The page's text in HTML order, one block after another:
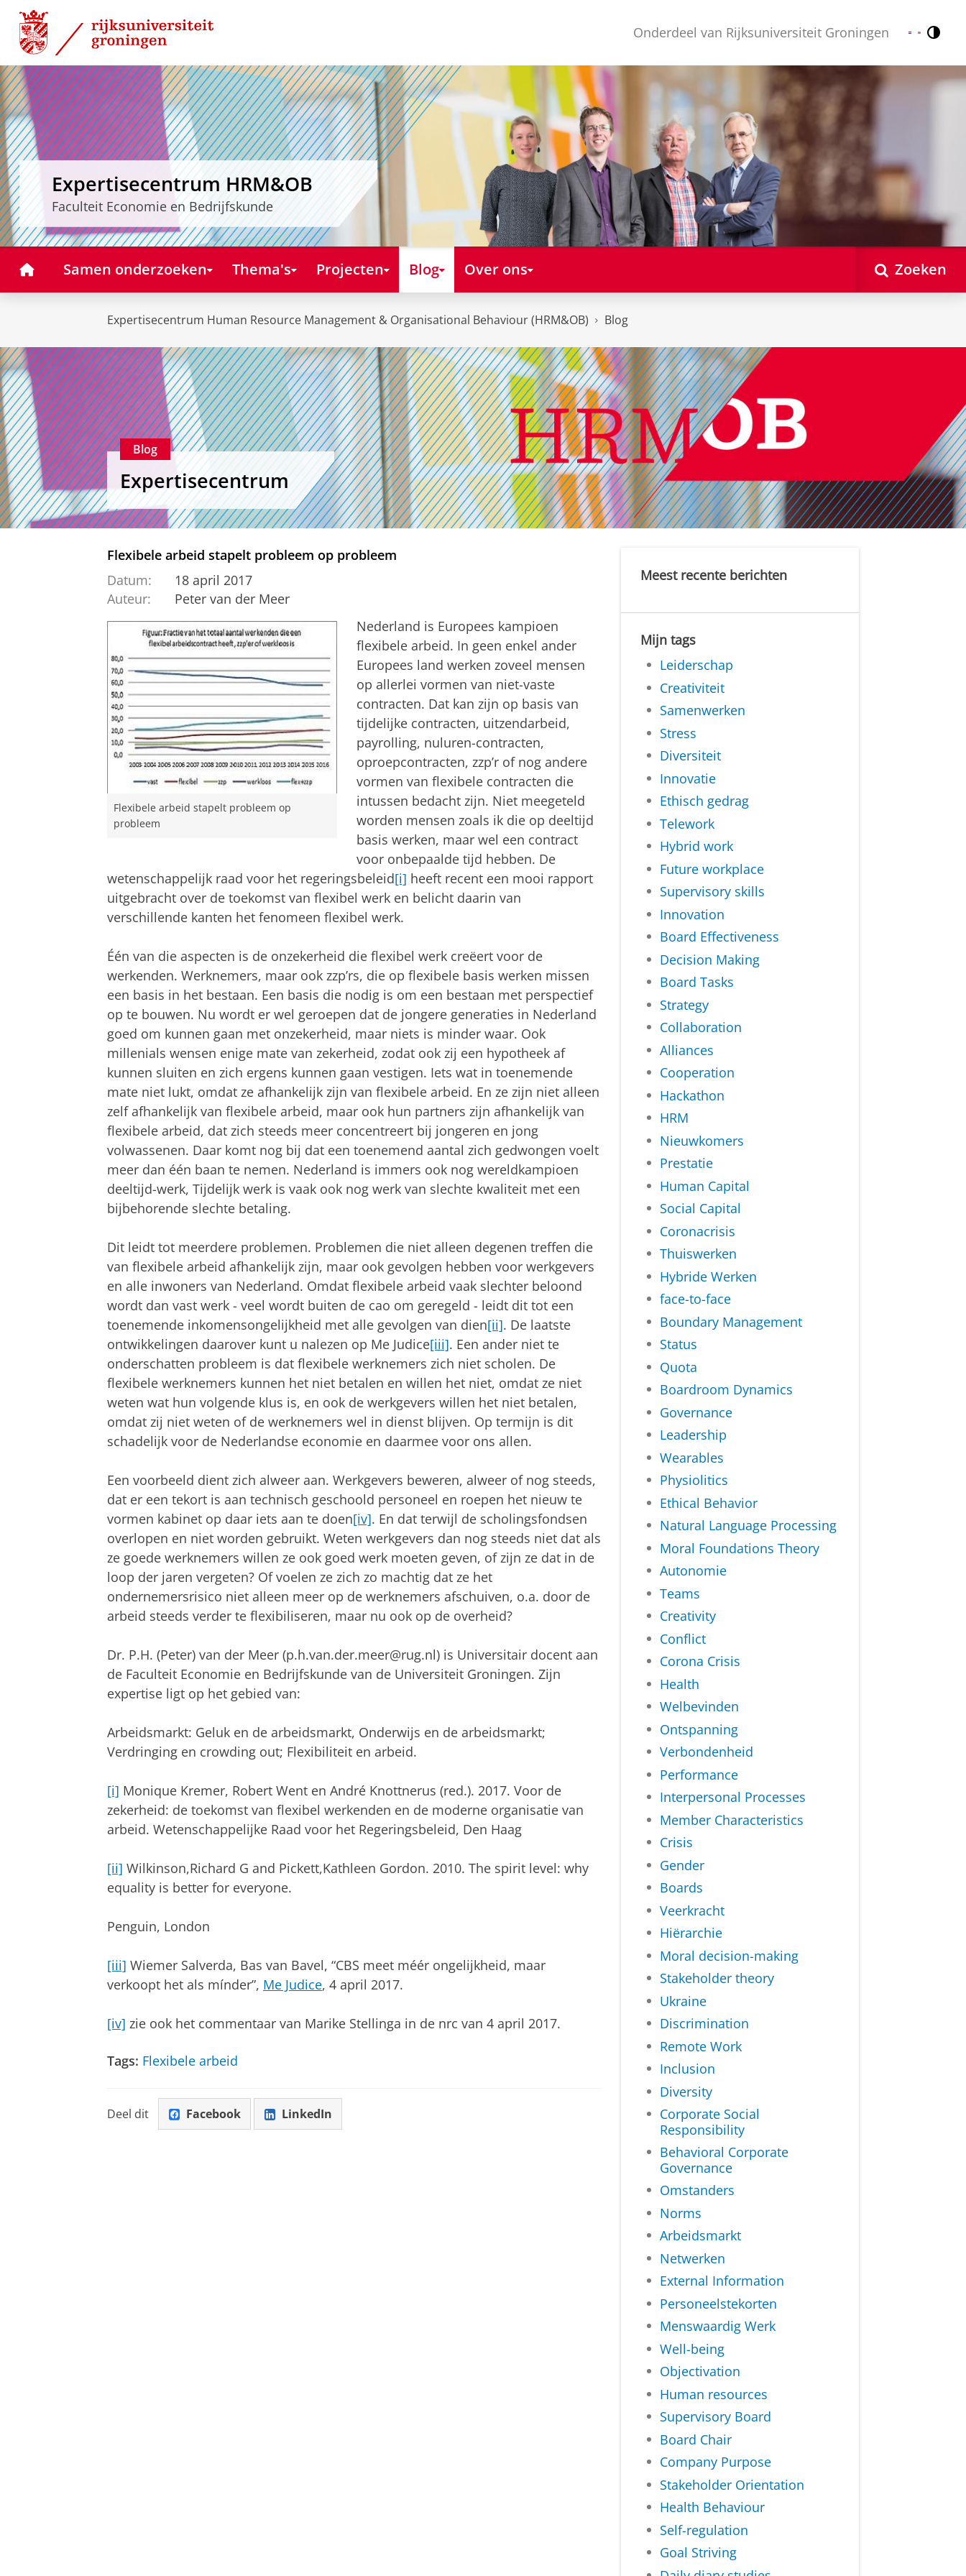
Skip
Content
Skip
Navigation
Onderdeel van Rijksuniversiteit Groningen Nederlands
English
Expertisecentrum HRM&OB
Faculteit Economie en Bedrijfskunde
HomeSamen onderzoeken Thema's Projecten Blog Over ons Zoeken
Expertisecentrum Human Resource Management & Organisational Behaviour (HRM&OB) Blog
Blog
Expertisecentrum
Flexibele arbeid stapelt probleem op probleem
Datum:
18 april 2017
Auteur:
Peter van der Meer
Flexibele arbeid stapelt probleem op
probleem
Nederland is Europees kampioen
flexibele arbeid. In geen enkel ander
Europees land werken zoveel mensen
op allerlei vormen van niet-vaste
contracten. Dat kan zijn op basis van
tijdelijke contracten, uitzendarbeid,
payrolling, nuluren-contracten,
oproepcontracten, zzp’r of nog andere
vormen van flexibele contracten die
intussen bedacht zijn. Niet meegeteld
worden mensen zoals ik die op deeltijd
basis werken, maar wel een contract
voor onbepaalde tijd hebben. De
wetenschappelijk raad voor het regeringsbeleid[i] heeft recent een mooi rapport
uitgebracht over de toekomst van flexibel werk en belicht daarin van
verschillende kanten het fenomeen flexibel werk.
Één van die aspecten is de onzekerheid die flexibel werk creëert voor de
werkenden. Werknemers, maar ook zzp’rs, die op flexibele basis werken missen
een basis in het bestaan. Een basis die nodig is om een bestaan met perspectief
op te bouwen. Nu wordt er wel geroepen dat de jongere generaties in Nederland
goed om kunnen gaan met onzekerheid, maar niets is minder waar. Ook
millenials wensen enige mate van zekerheid, zodat ook zij een hypotheek af
kunnen sluiten en zich ergens kunnen gaan vestigen. Iets wat in toenemende
mate niet lukt, omdat ze afhankelijk zijn van flexibele arbeid. En ze zijn niet alleen
zelf afhankelijk van flexibele arbeid, maar ook hun partners zijn afhankelijk van
flexibele arbeid, dat zich steeds meer concentreert bij jongeren en jong
volwassenen. Daar komt nog bij dat een toenemend aantal zich gedwongen voelt
meer dan één baan te nemen. Nederland is immers ook nog wereldkampioen
deeltijd-werk, Tijdelijk werk is vaak ook nog werk van slechte kwaliteit met een
bijbehorende slechte betaling.
Dit leidt tot meerdere problemen. Problemen die niet alleen degenen treffen die
van flexibele arbeid afhankelijk zijn, maar ook gevolgen hebben voor werkgevers
en alle inwoners van Nederland. Omdat flexibele arbeid vaak slechter beloond
wordt dan vast werk - veel wordt buiten de cao om geregeld - leidt dit tot een
toenemende inkomensongelijkheid met alle gevolgen van dien[ii]. De laatste
ontwikkelingen daarover kunt u nalezen op Me Judice[iii]. Een ander niet te
onderschatten probleem is dat flexibele werknemers zich niet scholen. De
flexibele werknemers kunnen het niet betalen en willen het niet, omdat ze niet
weten wat hun volgende klus is, en ook de werkgevers willen het niet betalen,
omdat zij niet weten of de werknemers wel in dienst blijven. Op termijn is dit
schadelijk voor de Nederlandse economie en daarmee voor ons allen.
Een voorbeeld dient zich alweer aan. Werkgevers beweren, alweer of nog steeds,
dat er een tekort is aan technisch geschoold personeel en roepen het nieuw te
vormen kabinet op daar iets aan te doen[iv]. En dat terwijl de scholingsfondsen
overlopen en niet worden gebruikt. Weten werkgevers dan nog steeds niet dat als
ze goede werknemers willen ze ook goed werk moeten geven, of zijn ze dat in de
loop der jaren vergeten? Of voelen ze zich zo machtig dat ze het
ondernemersrisico niet alleen meer op de werknemers afschuiven, o.a. door de
arbeid steeds verder te flexibiliseren, maar nu ook op de overheid?
Dr. P.H. (Peter) van der Meer (p.h.van.der.meer@rug.nl) is Universitair docent aan
de Faculteit Economie en Bedrijfskunde van de Universiteit Groningen. Zijn
expertise ligt op het gebied van:
Arbeidsmarkt: Geluk en de arbeidsmarkt, Onderwijs en de arbeidsmarkt;
Verdringing en crowding out; Flexibiliteit en arbeid.
[i] Monique Kremer, Robert Went en André Knottnerus (red.). 2017. Voor de
zekerheid: de toekomst van flexibel werkenden en de moderne organisatie van
arbeid. Wetenschappelijke Raad voor het Regeringsbeleid, Den Haag
[ii] Wilkinson,Richard G and Pickett,Kathleen Gordon. 2010. The spirit level: why
equality is better for everyone.
Penguin, London
[iii] Wiemer Salverda, Bas van Bavel, “CBS meet méér ongelijkheid, maar
verkoopt het als mínder”, Me Judice, 4 april 2017.
[iv] zie ook het commentaar van Marike Stellinga in de nrc van 4 april 2017.
Tags: Flexibele arbeid
Deel dit Facebook LinkedIn
Meest recente berichten
Mijn tags
Leiderschap
Creativiteit
Samenwerken
Stress
Diversiteit
Innovatie
Ethisch gedrag
Telework
Hybrid work
Future workplace
Supervisory skills
Innovation
Board Effectiveness
Decision Making
Board Tasks
Strategy
Collaboration
Alliances
Cooperation
Hackathon
HRM
Nieuwkomers
Prestatie
Human Capital
Social Capital
Coronacrisis
Thuiswerken
Hybride Werken
face-to-face
Boundary Management
Status
Quota
Boardroom Dynamics
Governance
Leadership
Wearables
Physiolitics
Ethical Behavior
Natural Language Processing
Moral Foundations Theory
Autonomie
Teams
Creativity
Conflict
Corona Crisis
Health
Welbevinden
Ontspanning
Verbondenheid
Performance
Interpersonal Processes
Member Characteristics
Crisis
Gender
Boards
Veerkracht
Hiërarchie
Moral decision-making
Stakeholder theory
Ukraine
Discrimination
Remote Work
Inclusion
Diversity
Corporate Social
Responsibility
Behavioral Corporate
Governance
Omstanders
Norms
Arbeidsmarkt
Netwerken
External Information
Personeelstekorten
Menswaardig Werk
Well-being
Objectivation
Human resources
Supervisory Board
Board Chair
Company Purpose
Stakeholder Orientation
Health Behaviour
Self-regulation
Goal Striving